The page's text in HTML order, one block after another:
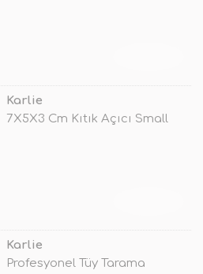
Karlie
7X5X3 Cm Kıtık Açıcı Small
Karlie
Profesyonel Tüy Tarama